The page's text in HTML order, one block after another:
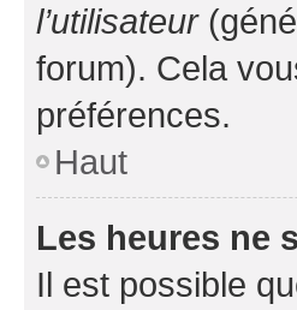
l’utilisateur
forum). Cela
préférences.
Haut
Les heures ne
Il est possible